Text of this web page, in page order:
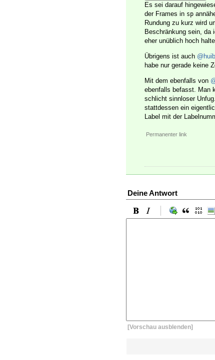
Es sei darauf
der Frames in sp
Rundung zu kurz wird
Beschränkung sein, da
eher unüblich hoch
Übrigens ist auch
habe nur gerade keine
Mit dem ebenfalls von
ebenfalls befasst. Man
schlicht sinnloser
stattdessen ein
Label mit der
Permanenter link
Deine Antwort
[Vorschau ausblenden]